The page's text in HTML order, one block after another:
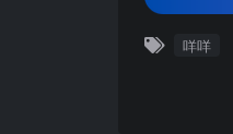
咩咩